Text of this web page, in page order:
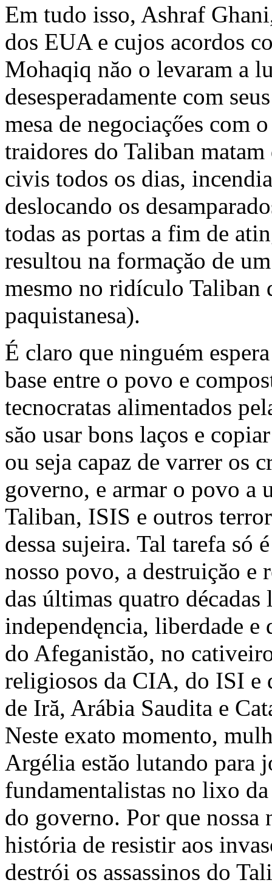
Em tudo isso, Ashraf
dos EUA e cujos acordos
Mohaqiq năo o levaram a
desesperadamente com
mesa de negociaçőes com
traidores do Taliban matam
civis todos os dias,
deslocando os
todas as portas a fim de
resultou na formaçăo de
mesmo no ridículo
paquistanesa).
É claro que ninguém
base entre o povo e
tecnocratas alimentados
săo usar bons laços e
ou seja capaz de varrer os
governo, e armar o povo a
Taliban, ISIS e outros
dessa sujeira. Tal tarefa só
nosso povo, a destruiçăo e
das últimas quatro
independęncia, liberdade
do Afeganistăo, no
religiosos da CIA, do ISI e
de Iră, Arábia Saudita e
Neste exato momento,
Argélia estăo lutando para
fundamentalistas no lixo
do governo. Por que nossa
história de resistir aos
destrói os assassinos do